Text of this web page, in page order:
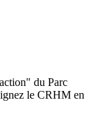
du Parc
le CRHM en